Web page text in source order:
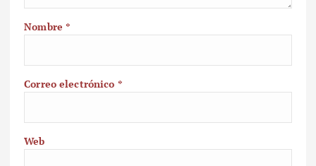
Nombre*
Correo electrónico *
Web